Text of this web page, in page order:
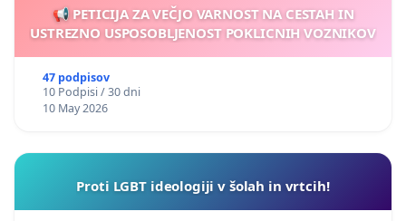
📢 PETICIJA ZA VEČJO VARNOST NA CESTAH IN
USTREZNO USPOSOBLJENOST POKLICNIH VOZNIKOV
47 podpisov
10 Podpisi / 30 dni
10 May 2026
Proti LGBT ideologiji v šolah in vrtcih!